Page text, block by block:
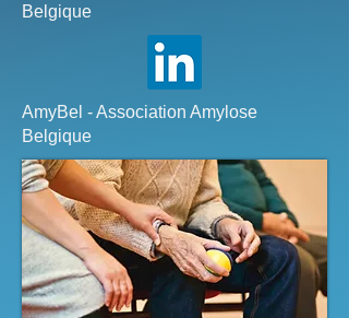
Belgique
AmyBel - Association Amylose
Belgique